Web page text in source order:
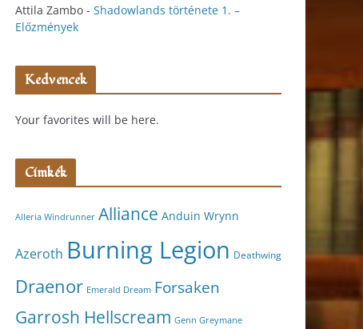
Attila Zambo - Shadowlands története 1. –
Előzmények
Kedvencek
Your favorites will be here.
Címkék
Alleria Windrunner Alliance Anduin Wrynn
Azeroth Burning Legion Deathwing
Draenor Emerald Dream Forsaken
Garrosh Hellscream Genn Greymane